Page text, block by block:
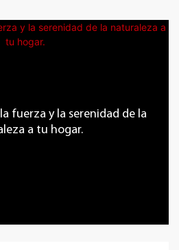
fuerza y ​​la serenidad de la
a tu hogar.